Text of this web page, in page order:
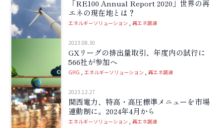
「RE100 Annual Report 2020」世界の再
エネの現在地とは？
エネルギーソリューション 再エネ調達
2023.08.30
GXリーグの排出量取引、年度内の試行に
566社が参加へ
GHG エネルギーソリューション 再エネ調達
2023.12.27
関西電力、特高・高圧標準メニューを市場
連動制に。2024年4月から
エネルギーソリューション 再エネ調達